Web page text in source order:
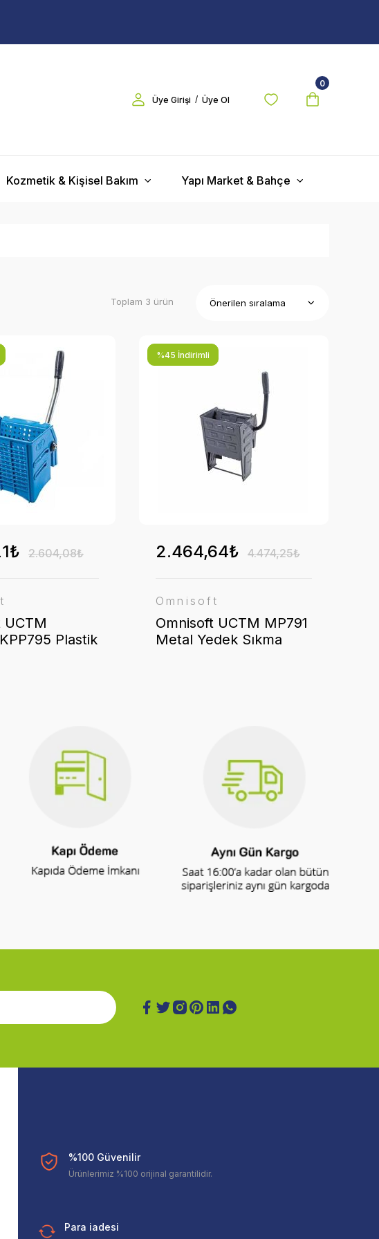
Üye Girişi / Üye Ol
0
Kozmetik & Kişisel Bakım Yapı Market & Bahçe
Toplam 3 ürün
2.604,08₺
UCTM
Plastik
%45 İndirimli
2.464,64₺ 4.474,25₺
Omnisoft
Omnisoft UCTM MP791
Metal Yedek Sıkma
%100 Güvenilir
Ürünlerimiz %100 orijinal garantilidir.
Para iadesi